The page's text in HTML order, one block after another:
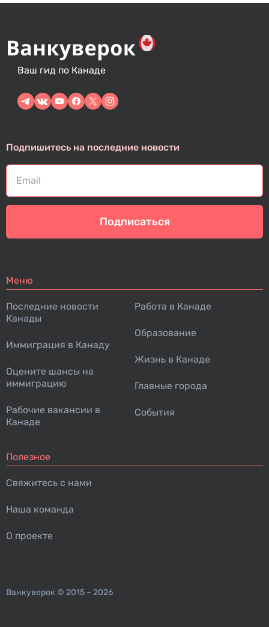
Ваш гид по Канаде
Подпишитесь на последние новости
Подписаться
Меню
Последние новости
Канады
Иммиграция в Канаду
Оцените шансы на
иммиграцию
Рабочие вакансии в
Канаде
Работа в Канаде
Образование
Жизнь в Канаде
Главные города
События
Полезное
Свяжитесь с нами
Наша команда
О проекте
Ванкуверок © 2015 – 2026